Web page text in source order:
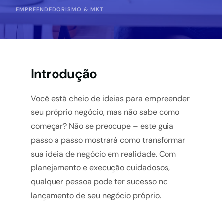
EMPREENDEDORISMO & MKT
Introdução
Você está cheio de ideias para empreender
seu próprio negócio, mas não sabe como
começar? Não se preocupe – este guia
passo a passo mostrará como transformar
sua ideia de negócio em realidade.Com
planejamento e execução cuidadosos,
qualquer pessoa pode ter sucesso no
lançamento de seu negócio próprio.